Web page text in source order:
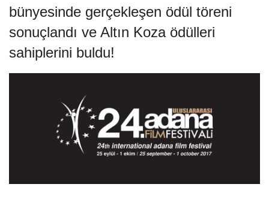
bünyesinde gerçekleşen ödül töreni
sonuçlandı ve Altın Koza ödülleri
sahiplerini buldu!